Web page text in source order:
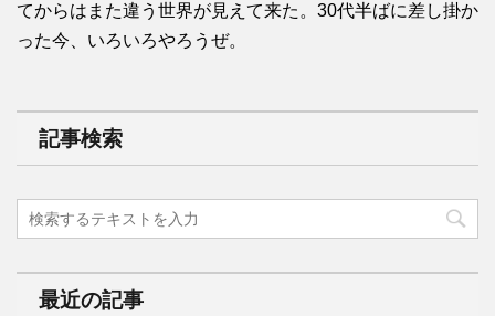
てからはまた違う世界が見えて来た。30代半ばに差し掛か
った今、いろいろやろうぜ。
記事検索
最近の記事